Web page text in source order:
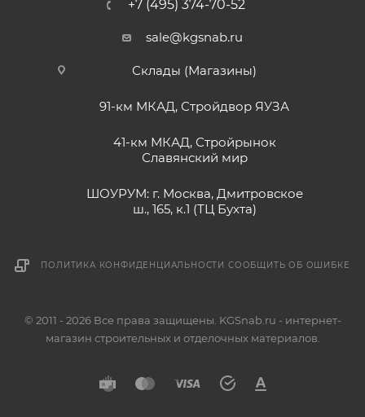
+7 (495) 374-70-52
sale@kgsnab.ru
Склады (Магазины)
91-км МКАД, Стройдвор ЯУЗА
41-км МКАД, Стройрынок
Славянский мир
ШОУРУМ: г. Москва, Дмитровское
ш., 165, к.1 (ТЦ Бухта)
ПОЛИТИКА КОНФИДЕНЦИАЛЬНОСТИ СООБЩИТЬ ОБ ОШИБКЕ
© 2011 - 2026 Все права защищены. KGSnab.ru - интернет-
магазин строительных и отделочных материалов.